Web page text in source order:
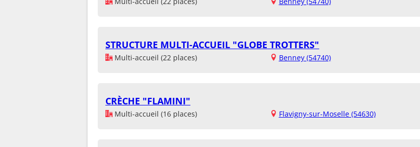
STRUCTURE MULTI-ACCUEIL "GLOBE TROTTERS"
Multi-accueil (22 places) Benney (54740)
CRÈCHE "FLAMINI"
Multi-accueil (16 places) Flavigny-sur-Moselle (54630)